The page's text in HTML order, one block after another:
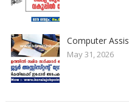
Computer
May 31, 2026